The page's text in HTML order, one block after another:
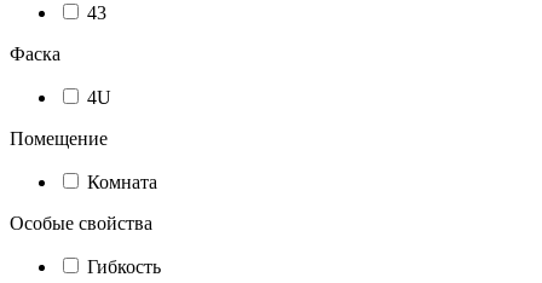
43
Фаска
4U
Помещение
Комната
Особые свойства
Гибкость